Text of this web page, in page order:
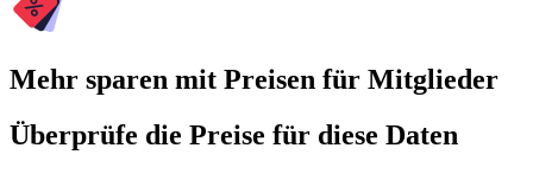
Mehr sparen mit Preisen für Mitglieder
Überprüfe die Preise für diese Daten